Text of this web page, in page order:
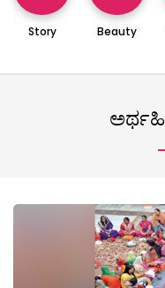
Story Beauty